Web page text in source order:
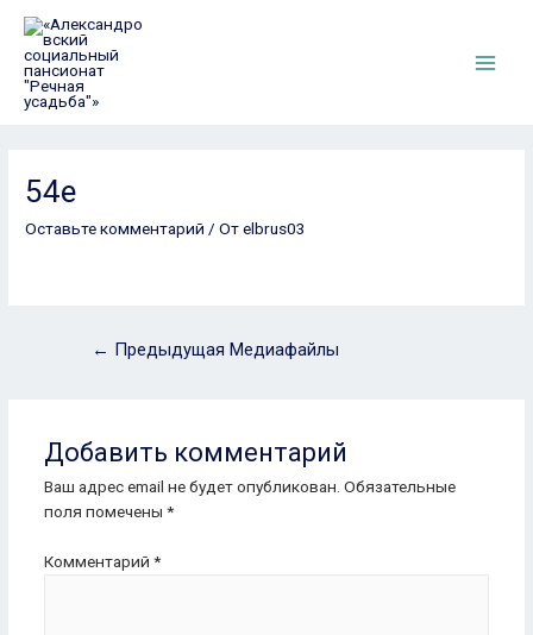
содержимому
54e
Оставьте комментарий / Отelbrus03
Навигация
← Предыдущая Медиафайлы
Добавить комментарий
Ваш адрес email не будет опубликован. Обязательные
поля помечены *
Комментарий *